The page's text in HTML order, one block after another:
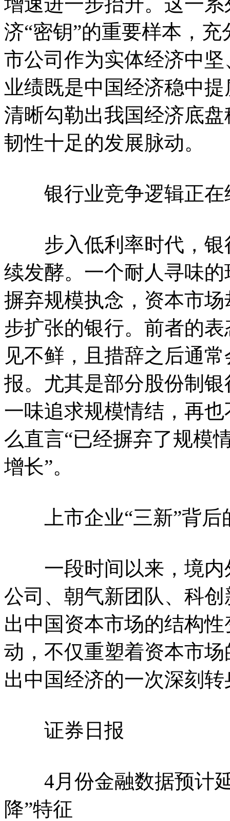
济“密钥”的重要样本，
市公司作为实体经济中
业绩既是中国经济稳中
清晰勾勒出我国经济底
韧性十足的发展脉动。
银行业竞争逻辑正在
步入低利率时代，银
续发酵。一个耐人寻味
摒弃规模执念，资本市
步扩张的银行。前者的
见不鲜，且措辞之后通
报。尤其是部分股份制
一味追求规模情结，再
么直言“已经摒弃了规模
增长”。
上市企业“三新”背后
一段时间以来，境内
公司、朝气新团队、科
出中国资本市场的结构
动，不仅重塑着资本市
出中国经济的一次深刻转
证券日报
4月份金融数据预计延
降”特征